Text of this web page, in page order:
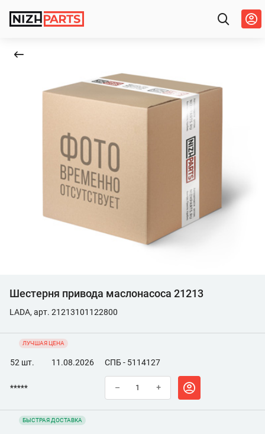
Шестерня привода маслонасоса 21213
LADA, арт. 21213101122800
ЛУЧШАЯ ЦЕНА
52 шт. 11.08.2026 СПБ - 5114127
***** – +
БЫСТРАЯ ДОСТАВКА